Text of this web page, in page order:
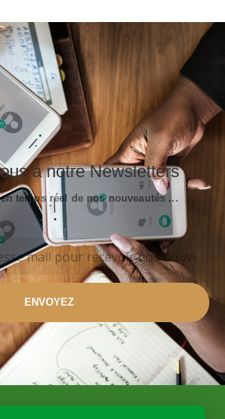
à notre Newsletters
temps réel de nos nouveautés ...
ENVOYEZ